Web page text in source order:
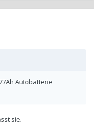
Autobatterie
sie.